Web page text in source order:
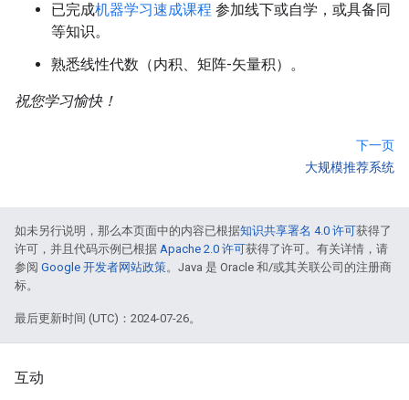
已完成机器学习速成课程 参加线下或自学，或具备同
等知识。
熟悉线性代数（内积、矩阵-矢量积）。
祝您学习愉快！
下一页
大规模推荐系统
如未另行说明，那么本页面中的内容已根据知识共享署名 4.0 许可获得了
许可，并且代码示例已根据 Apache 2.0 许可获得了许可。有关详情，请
参阅 Google 开发者网站政策。Java 是 Oracle 和/或其关联公司的注册商
标。
最后更新时间 (UTC)：2024-07-26。
互动